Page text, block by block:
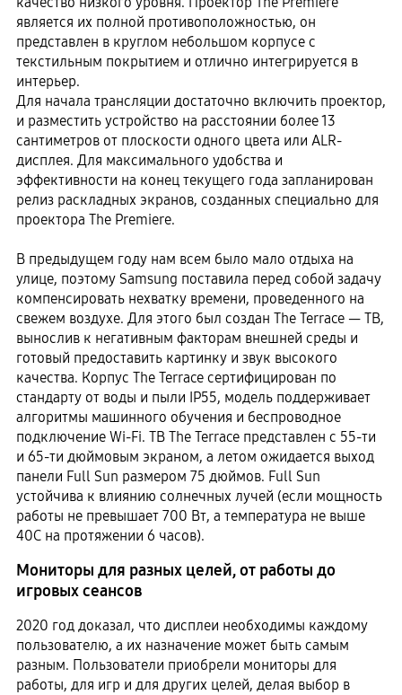
является их полной противоположностью, он
представлен в круглом небольшом корпусе с
текстильным покрытием и отлично интегрируется в
интерьер.
Для начала трансляции достаточно включить проектор,
и разместить устройство на расстоянии более 13
сантиметров от плоскости одного цвета или ALR-
дисплея. Для максимального удобства и
эффективности на конец текущего года запланирован
релиз раскладных экранов, созданных специально для
проектора The Premiere.
В предыдущем году нам всем было мало отдыха на
улице, поэтому Samsung поставила перед собой задачу
компенсировать нехватку времени, проведенного на
свежем воздухе. Для этого был создан The Terrace — ТВ,
вынослив к негативным факторам внешней среды и
готовый предоставить картинку и звук высокого
качества. Корпус The Terrace сертифицирован по
стандарту от воды и пыли ІР55, модель поддерживает
алгоритмы машинного обучения и беспроводное
подключение Wi-Fi. ТВ The Terrace представлен с 55-ти
и 65-ти дюймовым экраном, а летом ожидается выход
панели Full Sun размером 75 дюймов. Full Sun
устойчива к влиянию солнечных лучей (если мощность
работы не превышает 700 Вт, а температура не выше
40C на протяжении 6 часов).
Мониторы для разных целей, от работы до
игровых сеансов
2020 год доказал, что дисплеи необходимы каждому
пользователю, а их назначение может быть самым
разным. Пользователи приобрели мониторы для
работы, для игр и для других целей, делая выбор в